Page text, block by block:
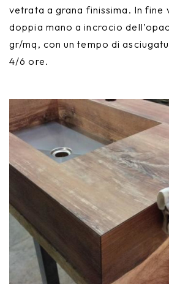
vetrata a grana finissima. In fine
doppia mano a incrocio
gr/mq, con un tempo di
4/6 ore.